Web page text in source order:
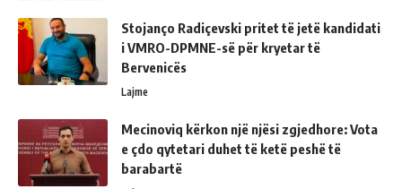
Stojanço Radiçevski pritet të jetë kandidati
i VMRO-DPMNE-së për kryetar të
Bervenicës
Lajme
Mecinoviq kërkon një njësi zgjedhore: Vota
e çdo qytetari duhet të ketë peshë të
barabartë